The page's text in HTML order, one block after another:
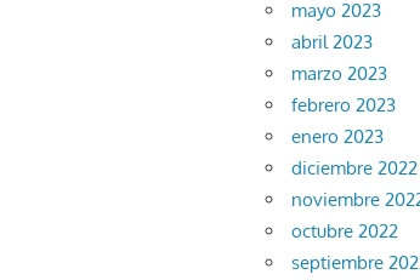
mayo 2023
abril 2023
marzo 2023
febrero 2023
enero 2023
diciembre 2022
noviembre
octubre 2022
septiembre